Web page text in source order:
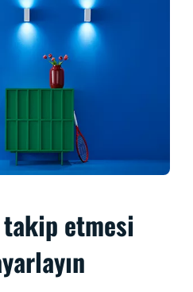
takip etmesi